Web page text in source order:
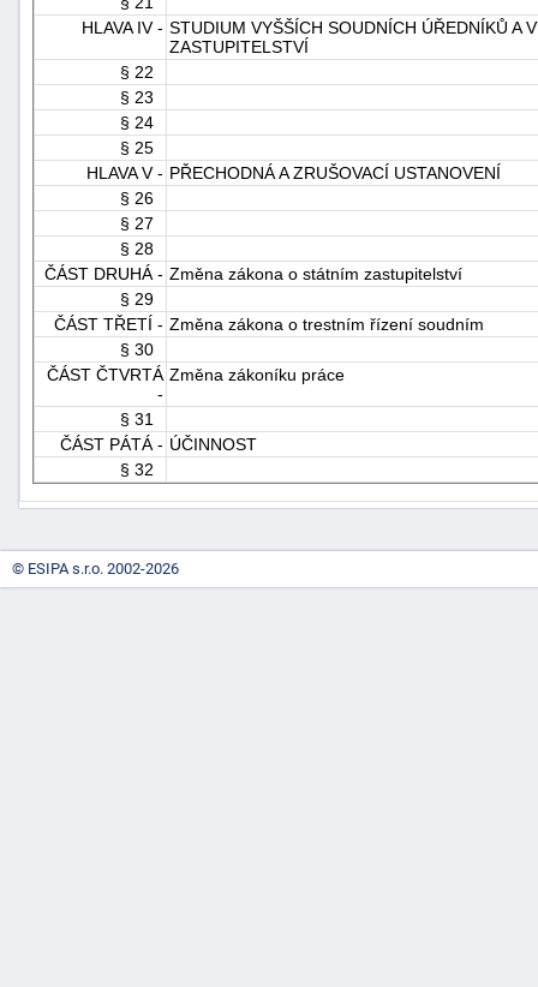
HLAVA IV - STUDIUM VYŠŠÍCH SOUDNÍCH ÚŘEDNÍKŮ A
ZASTUPITELSTVÍ
§ 22
§ 23
§ 24
§ 25
HLAVA V - PŘECHODNÁ A ZRUŠOVACÍ USTANOVENÍ
§ 26
§ 27
§ 28
ČÁST DRUHÁ - Změna zákona o státním zastupitelství
§ 29
ČÁST TŘETÍ - Změna zákona o trestním řízení soudním
§ 30
ČÁST ČTVRTÁ
-
Změna zákoníku práce
§ 31
ČÁST PÁTÁ - ÚČINNOST
§ 32
"náhradě
© ESIPA s.r.o. 2002-2026